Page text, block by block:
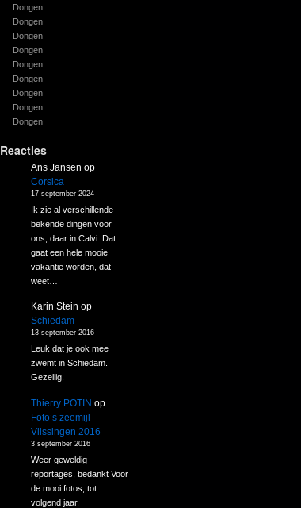
Dongen
Dongen
Dongen
Dongen
Dongen
Dongen
Dongen
Dongen
Dongen
Reacties
Ans Jansen op
Corsica
17 september 2024
Ik zie al verschillende
bekende dingen voor
ons, daar in Calvi. Dat
gaat een hele mooie
vakantie worden, dat
weet…
Karin Stein op
Schiedam
13 september 2016
Leuk dat je ook mee
zwemt in Schiedam.
Gezellig.
Thierry POTIN op
Foto’s zeemijl
Vlissingen 2016
3 september 2016
Weer geweldig
reportages, bedankt Voor
de mooi fotos, tot
volgend jaar.